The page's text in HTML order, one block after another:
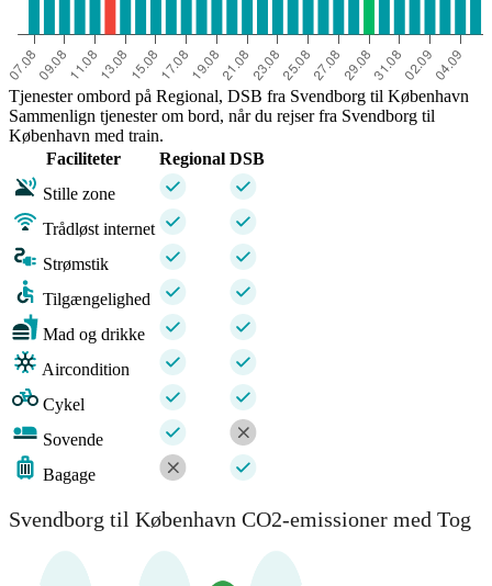
Tjenester ombord på Regional, DSB fra Svendborg til København
Sammenlign tjenester om bord, når du rejser fra Svendborg til
København med train.
Faciliteter
Regional DSB
Stille zone
Trådløst internet
Strømstik
Tilgængelighed
Mad og drikke
Aircondition
Cykel
Sovende
Bagage
Svendborg til København CO2-emissioner med Tog